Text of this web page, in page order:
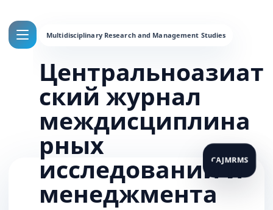
Центральноазиат
ский журнал
междисциплина
рных
исследований и
менеджмента